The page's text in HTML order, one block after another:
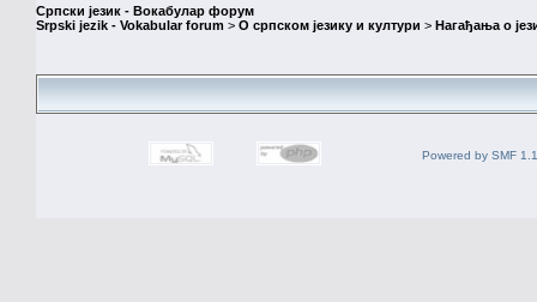
Српски језик - Вокабулар форум
Srpski jezik - Vokabular forum > О српском језику и култури > Нагађања о
Powered by SMF